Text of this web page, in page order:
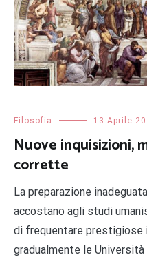
Filosofia 13 Aprile
Nuove inquisizioni,
corrette
La preparazione
accostano agli studi
di frequentare
gradualmente le